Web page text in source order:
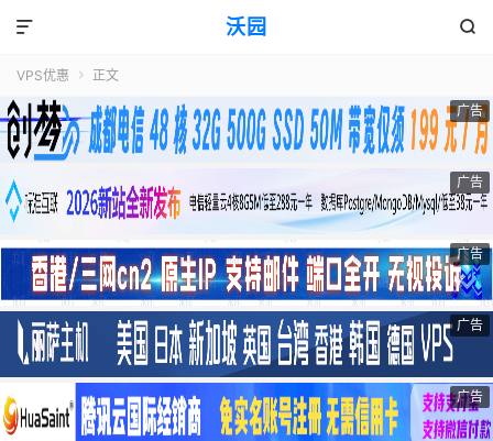
沃园 

VPS优惠  正文
广告
广告
广告
广告
广告